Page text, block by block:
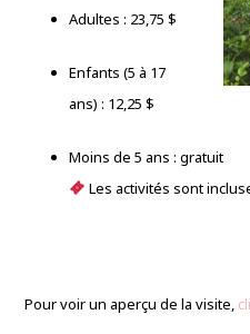
Adultes : 23,75 $
Enfants (5 à 17
ans) : 12,25 $
Moins de 5 ans : gratuit
Les activités sont
Pour voir un aperçu de la visite,